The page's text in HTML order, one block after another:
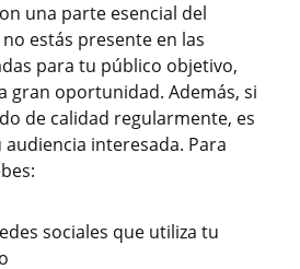
una parte esencial del
estás presente en las
para tu público objetivo,
gran oportunidad. Además, si
de calidad regularmente, es
interesada. Para
sociales que utiliza tu